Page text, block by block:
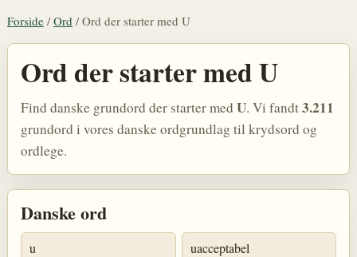
Forside / Ord / Ord der starter med U
Ord der starter med U
Find danske grundord der starter med U. Vi fandt3.211
grundord i vores danske ordgrundlag til krydsord og
ordlege.
Danske ord
u uacceptabel